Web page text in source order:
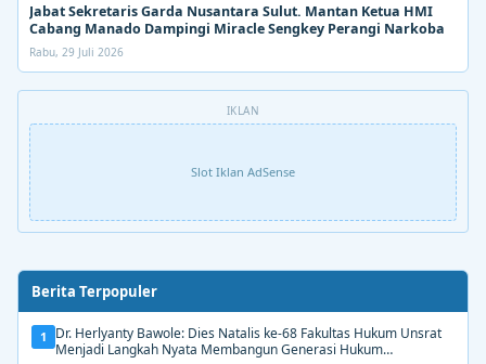
Jabat Sekretaris Garda Nusantara Sulut. Mantan Ketua HMI
Cabang Manado Dampingi Miracle Sengkey Perangi Narkoba
Rabu, 29 Juli 2026
IKLAN
Slot Iklan AdSense
Berita Terpopuler
1
Dr. Herlyanty Bawole: Dies Natalis ke-68 Fakultas Hukum Unsrat
Menjadi Langkah Nyata Membangun Generasi Hukum